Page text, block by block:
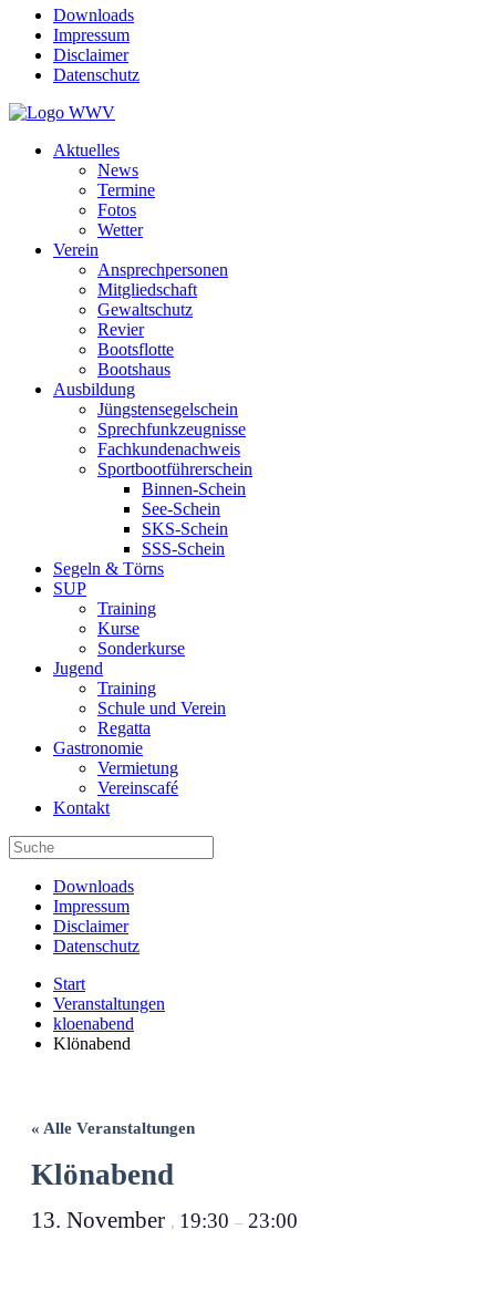
Downloads
Impressum
Disclaimer
Datenschutz
Aktuelles
News
Termine
Fotos
Wetter
Verein
Ansprechpersonen
Mitgliedschaft
Gewaltschutz
Revier
Bootsflotte
Bootshaus
Ausbildung
Jüngstensegelschein
Sprechfunkzeugnisse
Fachkundenachweis
Sportbootführerschein
Binnen-Schein
See-Schein
SKS-Schein
SSS-Schein
Segeln & Törns
SUP
Training
Kurse
Sonderkurse
Jugend
Training
Schule und Verein
Regatta
Gastronomie
Vermietung
Vereinscafé
Kontakt
Downloads
Impressum
Disclaimer
Datenschutz
Start
Veranstaltungen
kloenabend
Klönabend
« Alle Veranstaltungen
Klönabend
13. November , 19:30 – 23:00